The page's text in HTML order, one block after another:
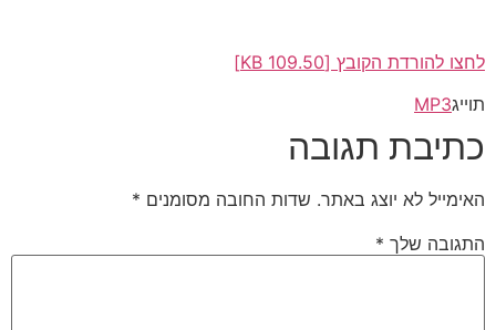
לחצו להורדת הקובץ [109.50 KB]
תוייגMP3
כתיבת תגובה
האימייל לא יוצג באתר. שדות החובה מסומנים *
התגובה שלך *